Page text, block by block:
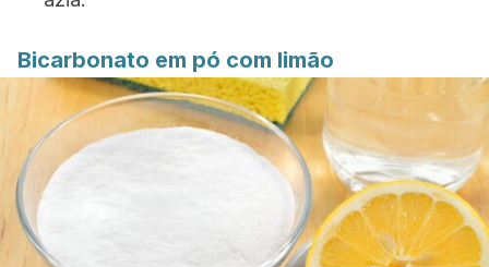
Bicarbonato em pó com limão